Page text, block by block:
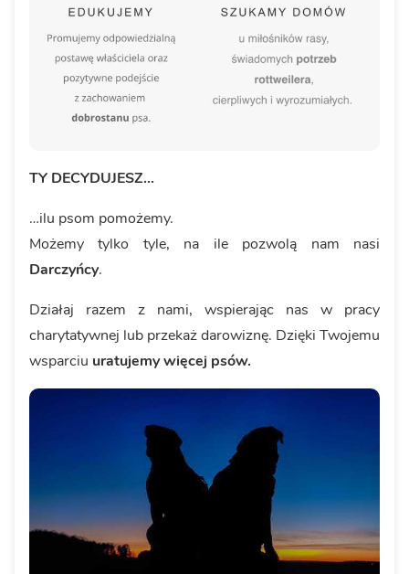
TY DECYDUJESZ...
…ilu psom pomożemy.
Możemy tylko tyle, na ile pozwolą nam nasi
Darczyńcy.
Działaj razem z nami, wspierając nas w pracy
charytatywnej lub przekaż darowiznę. Dzięki Twojemu
wsparciu uratujemy więcej psów.